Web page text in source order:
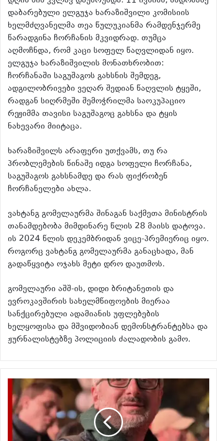
დაბარებული ელგუჯა ხარაზიშვილი კომისიის
ხელმძღვანელმა თეა წულუკიანმა რამდენჯერმე
წარადგინა ჩორჩანის მკვიდრად. თუმცა
აღმოჩნდა, რომ კაცი სოფელ წაღვლიდან იყო.
ელგუჯა ხარაზიშვილის მონათხრობით:
ჩორჩანაში საგუშაგოს გახსნის შემდეგ,
ადგილობრივები ვეღარ შედიან წაღვლის ტყეში,
რადგან სიღრმეში შემოჭრილმა საოკუპაციო
რეჟიმმა თავისი საგუშაგოც გახსნა და ტყის
ნახევარი მიიტაცა.
ხარაზიშვილს არაფერი უთქვამს, თუ რა
პრობლემების წინაშე იდგა სოფელი ჩორჩანა,
საგუშაგოს გახსნამდე და რას ფიქრობენ
ჩორჩანელები ახლა.
ვახტანგ გომელაურმა შინაგან საქმეთა მინისტრის
თანამდებობა მიმდინარე წლის 28 მაისს დატოვა.
ის 2024 წლის დეკემბრიდან ვიცე-პრემიერიც იყო.
როგორც ვახტანგ გომელაურმა განაცხადა, მან
გადაწყვიტა ოჯახს მეტი დრო დაუთმოს.
გომელაური აშშ-ის, დიდი ბრიტანეთის და
ევროკავშირის სახელმწიფოების მიერაა
სანქცირებული ადამიანის უფლებების
ხელყოფისა და მშვიდობიან დემონსტრანტებსა და
ჟურნალისტებზე პოლიციის ძალადობის გამო.